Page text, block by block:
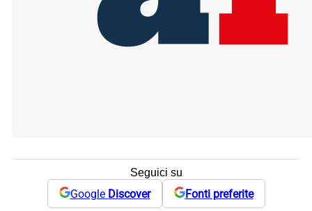
Seguici su
Google Discover Fonti preferite